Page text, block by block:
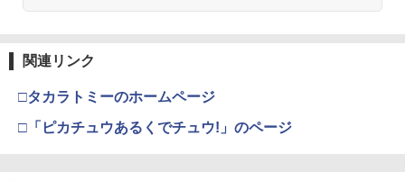
関連リンク
□タカラトミーのホームページ
□「ピカチュウあるくでチュウ!」のページ